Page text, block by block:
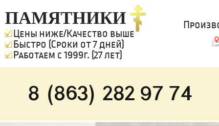
ПАМЯТНИКИ
Цены ниже/Качество выше
Быстро (Сроки от 7 дней)
Работаем с 1999г. (27 лет)
8 (863) 282 97 74